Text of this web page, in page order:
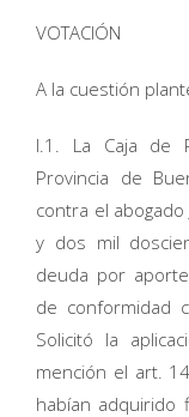
VOTACIÓN
A la cuestión
I.1. La Caja de
Provincia de
contra el
y dos mil
deuda por
de conformidad
Solicitó la
mención el art.
habían adquirido